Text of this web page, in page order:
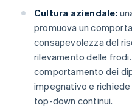
Cultura aziendale:
promuova un
consapevolezza del
rilevamento delle
comportamento dei
impegnativo e
top-down continui.